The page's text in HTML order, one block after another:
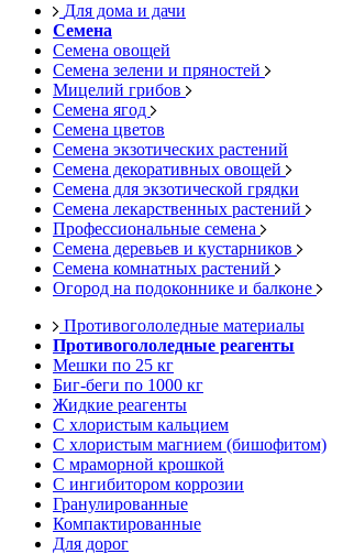
Для дома и дачи
Семена
Семена овощей
Семена зелени и пряностей
Мицелий грибов
Семена ягод
Семена цветов
Семена экзотических растений
Семена декоративных овощей
Семена для экзотической грядки
Семена лекарственных растений
Профессиональные семена
Семена деревьев и кустарников
Семена комнатных растений
Огород на подоконнике и балконе
Противогололедные материалы
Противогололедные реагенты
Мешки по 25 кг
Биг-беги по 1000 кг
Жидкие реагенты
С хлористым кальцием
С хлористым магнием (бишофитом)
С мраморной крошкой
С ингибитором коррозии
Гранулированные
Компактированные
Для дорог